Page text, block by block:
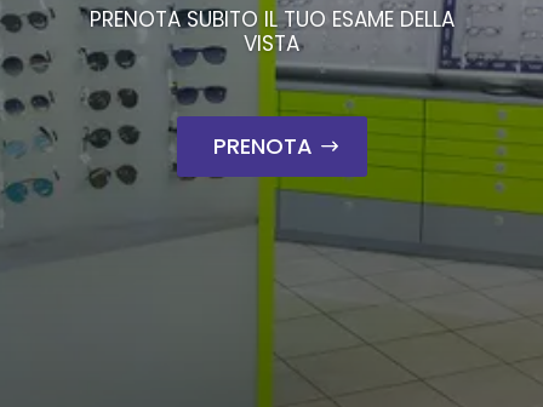
PRENOTA SUBITO IL TUO ESAME DELLA
VISTA
PRENOTA